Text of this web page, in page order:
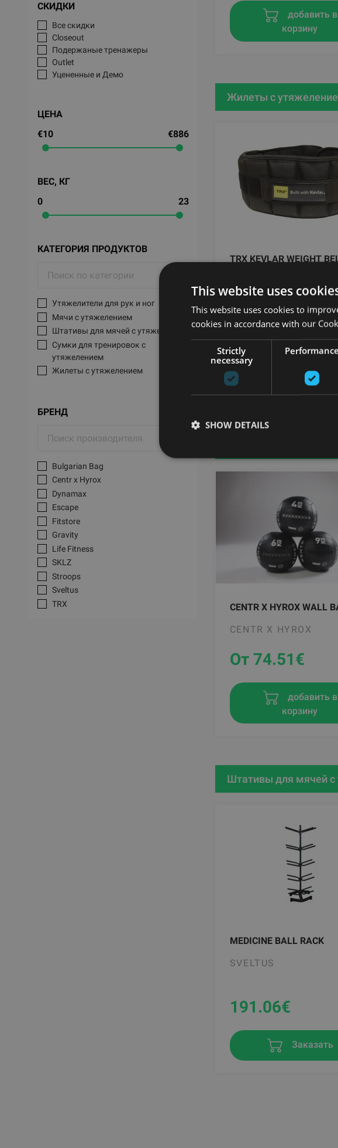
СКИДКИ
Все скидки
Closeout
Подержаные тренажеры
Outlet
Уцененные и Демо
ЦЕНА
€10
€886
ВЕС, КГ
0
23
КАТЕГОРИЯ ПРОДУКТОВ
Утяжелители для рук и ног
Мячи с утяжелением
Штативы для мячей с утяжелением
Сумки для тренировок с
утяжелением
Жилеты с утяжелением
БРЕНД
Bulgarian Bag
Centr x Hyrox
Dynamax
Escape
Fitstore
Gravity
Life Fitness
SKLZ
Stroops
Sveltus
TRX
добавить в
корзину
Жилеты с
TRX KEVLAR WEIGHT
TRX
199.95€
корзину
CENTR X HYROX WALL
CENTR X HYROX
От 74.51€
добавить в
корзину
Штативы для мячей
MEDICINE BALL RACK
SVELTUS
191.06€
Заказать
This website uses
This website uses cookies to
cookies in accordance with our
Strictly
necessary
Performance
SHOW DETAILS